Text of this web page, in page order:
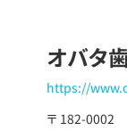
オバタ
https://
〒 182-0002